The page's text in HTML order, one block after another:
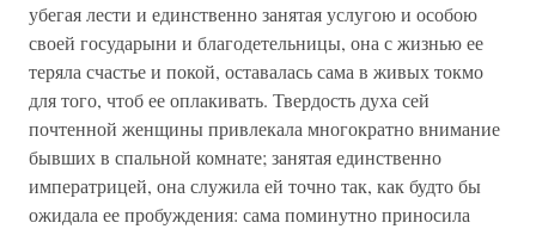
убегая лести и единственно занятая услугою и особою
своей государыни и благодетельницы, она с жизнью ее
теряла счастье и покой, оставалась сама в живых токмо
для того, чтоб ее оплакивать. Твердость духа сей
почтенной женщины привлекала многократно внимание
бывших в спальной комнате; занятая единственно
императрицей, она служила ей точно так, как будто бы
ожидала ее пробуждения: сама поминутно приносила